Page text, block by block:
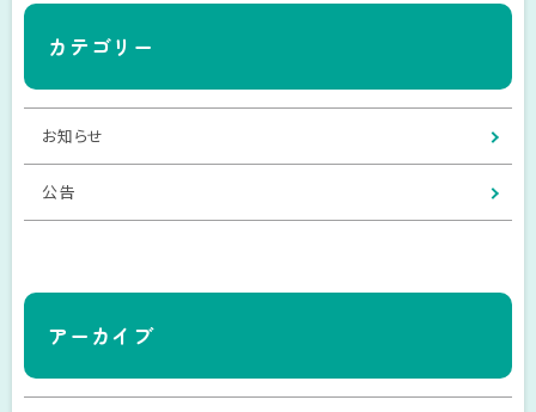
カテゴリー
お知らせ
公告
アーカイブ